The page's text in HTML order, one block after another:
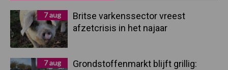
7 aug
Britse varkenssector vreest
afzetcrisis in het najaar
7 aug
Grondstoffenmarkt blijft grillig: